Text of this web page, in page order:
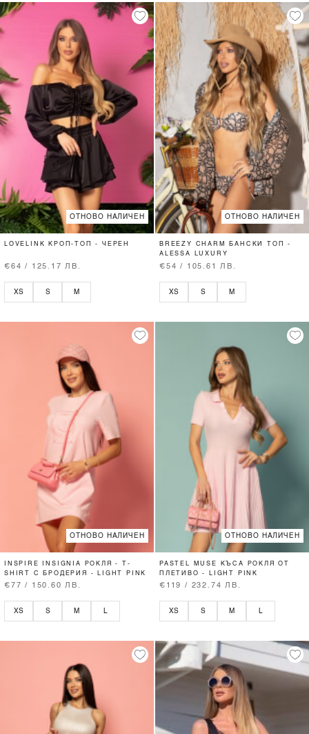
ОТНОВО НАЛИЧЕН
LOVELINK КРОП-ТОП - ЧЕРЕН
€64 / 125.17 ЛВ.
XS S M
ОТНОВО НАЛИЧЕН
BREEZY CHARM БАНСКИ ТОП -
ALESSA LUXURY
€54 / 105.61 ЛВ.
XS S M
ОТНОВО НАЛИЧЕН
INSPIRE INSIGNIA РОКЛЯ - T-
SHIRT С БРОДЕРИЯ - LIGHT PINK
€77 / 150.60 ЛВ.
XS S M L
ОТНОВО НАЛИЧЕН
PASTEL MUSE КЪСА РОКЛЯ ОТ
ПЛЕТИВО - LIGHT PINK
€119 / 232.74 ЛВ.
XS S M L